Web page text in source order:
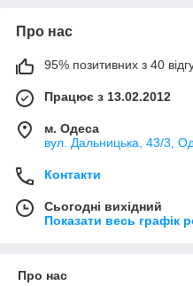
Про нас
95% позитивних з 40
Працює з 13.02.2012
м. Одеса
вул. Дальницька, 43/3,
Контакти
Сьогодні вихідний
Показати весь графік
Про нас